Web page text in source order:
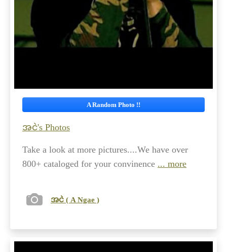
A Random Photo !!
အငဲ's Photos
Take a look at more pictures....We have over
800+ cataloged for your convinence ... more
အငဲ ( A Ngae )